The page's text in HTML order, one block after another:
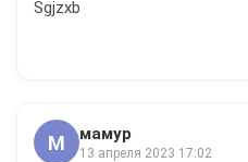
Sgjzxb
М мамур
13 апреля 2023 17:02